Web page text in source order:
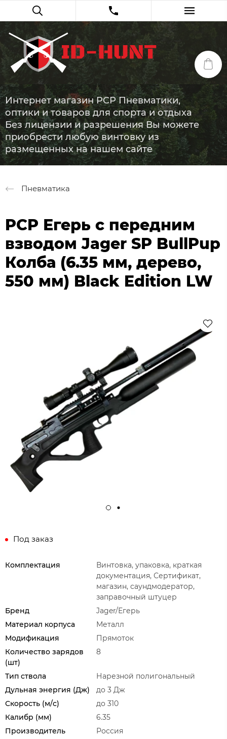
Интернет магазин PCP Пневматики,
оптики и товаров для спорта и отдыха
Без лицензии и разрешения Вы можете
приобрести любую винтовку из
размещенных на нашем сайте
Пневматика
PCP Егерь с передним
взводом Jager SP BullPup
Колба (6.35 мм, дерево,
550 мм) Black Edition LW
Под заказ
Комплектация
Винтовка, упаковка, краткая
документация, Сертификат,
магазин, саундмодератор,
заправочный штуцер
Бренд
Jager/Егерь
Материал корпуса
Металл
Модификация
Прямоток
Количество зарядов
(шт)
8
Тип ствола
Нарезной полигональный
Дульная энергия (Дж)
до 3 Дж
Скорость (м/с)
до 310
Калибр (мм)
6.35
Производитель
Россия